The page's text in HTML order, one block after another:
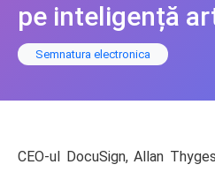
pe inteligență
Semnatura electronica
CEO-ul DocuSign, Allan